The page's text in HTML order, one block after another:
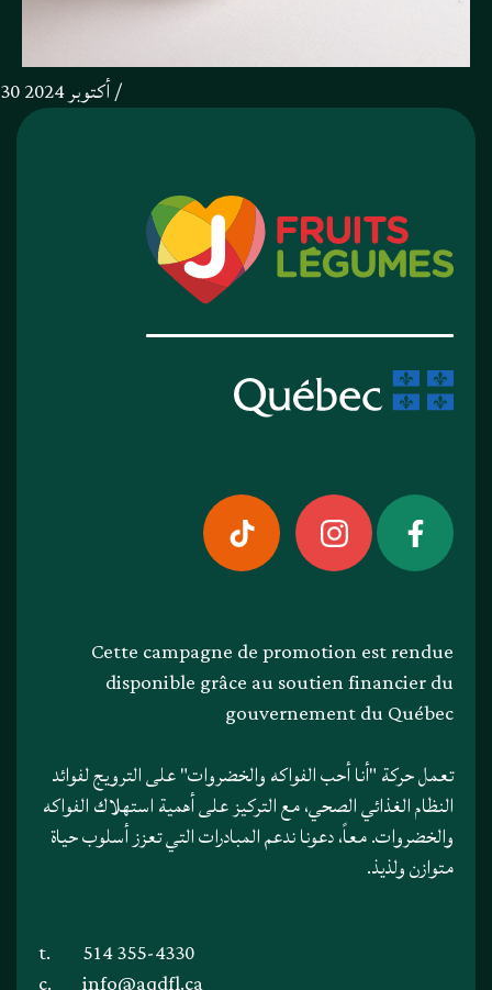
30 أكتوبر 2024 /
Cette campagne de promotion est rendue
disponible grâce au soutien financier du
gouvernement du Québec
تعمل حركة "أنا أحب الفواكه والخضروات" على الترويج لفوائد
النظام الغذائي الصحي، مع التركيز على أهمية استهلاك الفواكه
والخضروات. معاً، دعونا ندعم المبادرات التي تعزز أسلوب حياة
متوازن ولذيذ.
t.
514 355-4330